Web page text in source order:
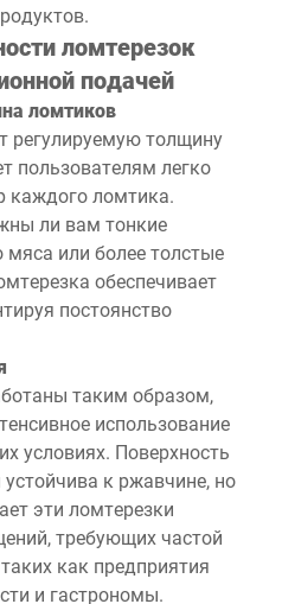
ломтерезок
подачей
ломтиков
регулируемую толщину
пользователям легко
каждого ломтика.
ли вам тонкие
или более толстые
обеспечивает
постоянство
таким образом,
использование
условиях. Поверхность
к ржавчине, но
эти ломтерезки
требующих частой
как предприятия
и гастрономы.